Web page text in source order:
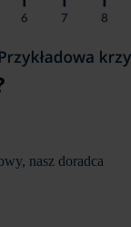
nasz doradca